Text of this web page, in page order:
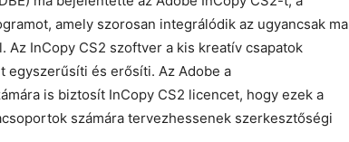
amely szorosan integrálódik az ugyancsak ma
InCopy CS2 szoftver a kis kreatív csapatok
egyszerűsíti és erősíti. Az Adobe a
is biztosít InCopy CS2 licencet, hogy ezek a
számára tervezhessenek szerkesztőségi